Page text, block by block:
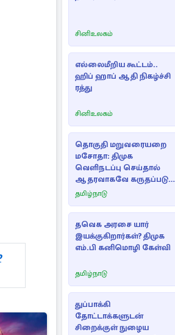
சினிஉலகம்
எல்லைமீறிய கூட்டம்..
ஹிப் ஹாப் ஆதி நிகழ்ச்சி
ரத்து
சினிஉலகம்
தொகுதி மறுவரையறை
மசோதா: திமுக
வெளிநடப்பு செய்தால்
ஆதரவாகவே கருதப்படும்
– அமைச்சர் நிர்மல்குமார்
தமிழ்நாடு
தவெக அரசை யார்
இயக்குகிறார்கள்? திமுக
எம்.பி கனிமொழி கேள்வி
தமிழ்நாடு
துப்பாக்கி
தோட்டாக்களுடன்
சிறைக்குள் நுழைய